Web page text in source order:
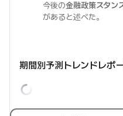
今後の金融政策スタン
があると述べた。
期間別予測トレンドレポ